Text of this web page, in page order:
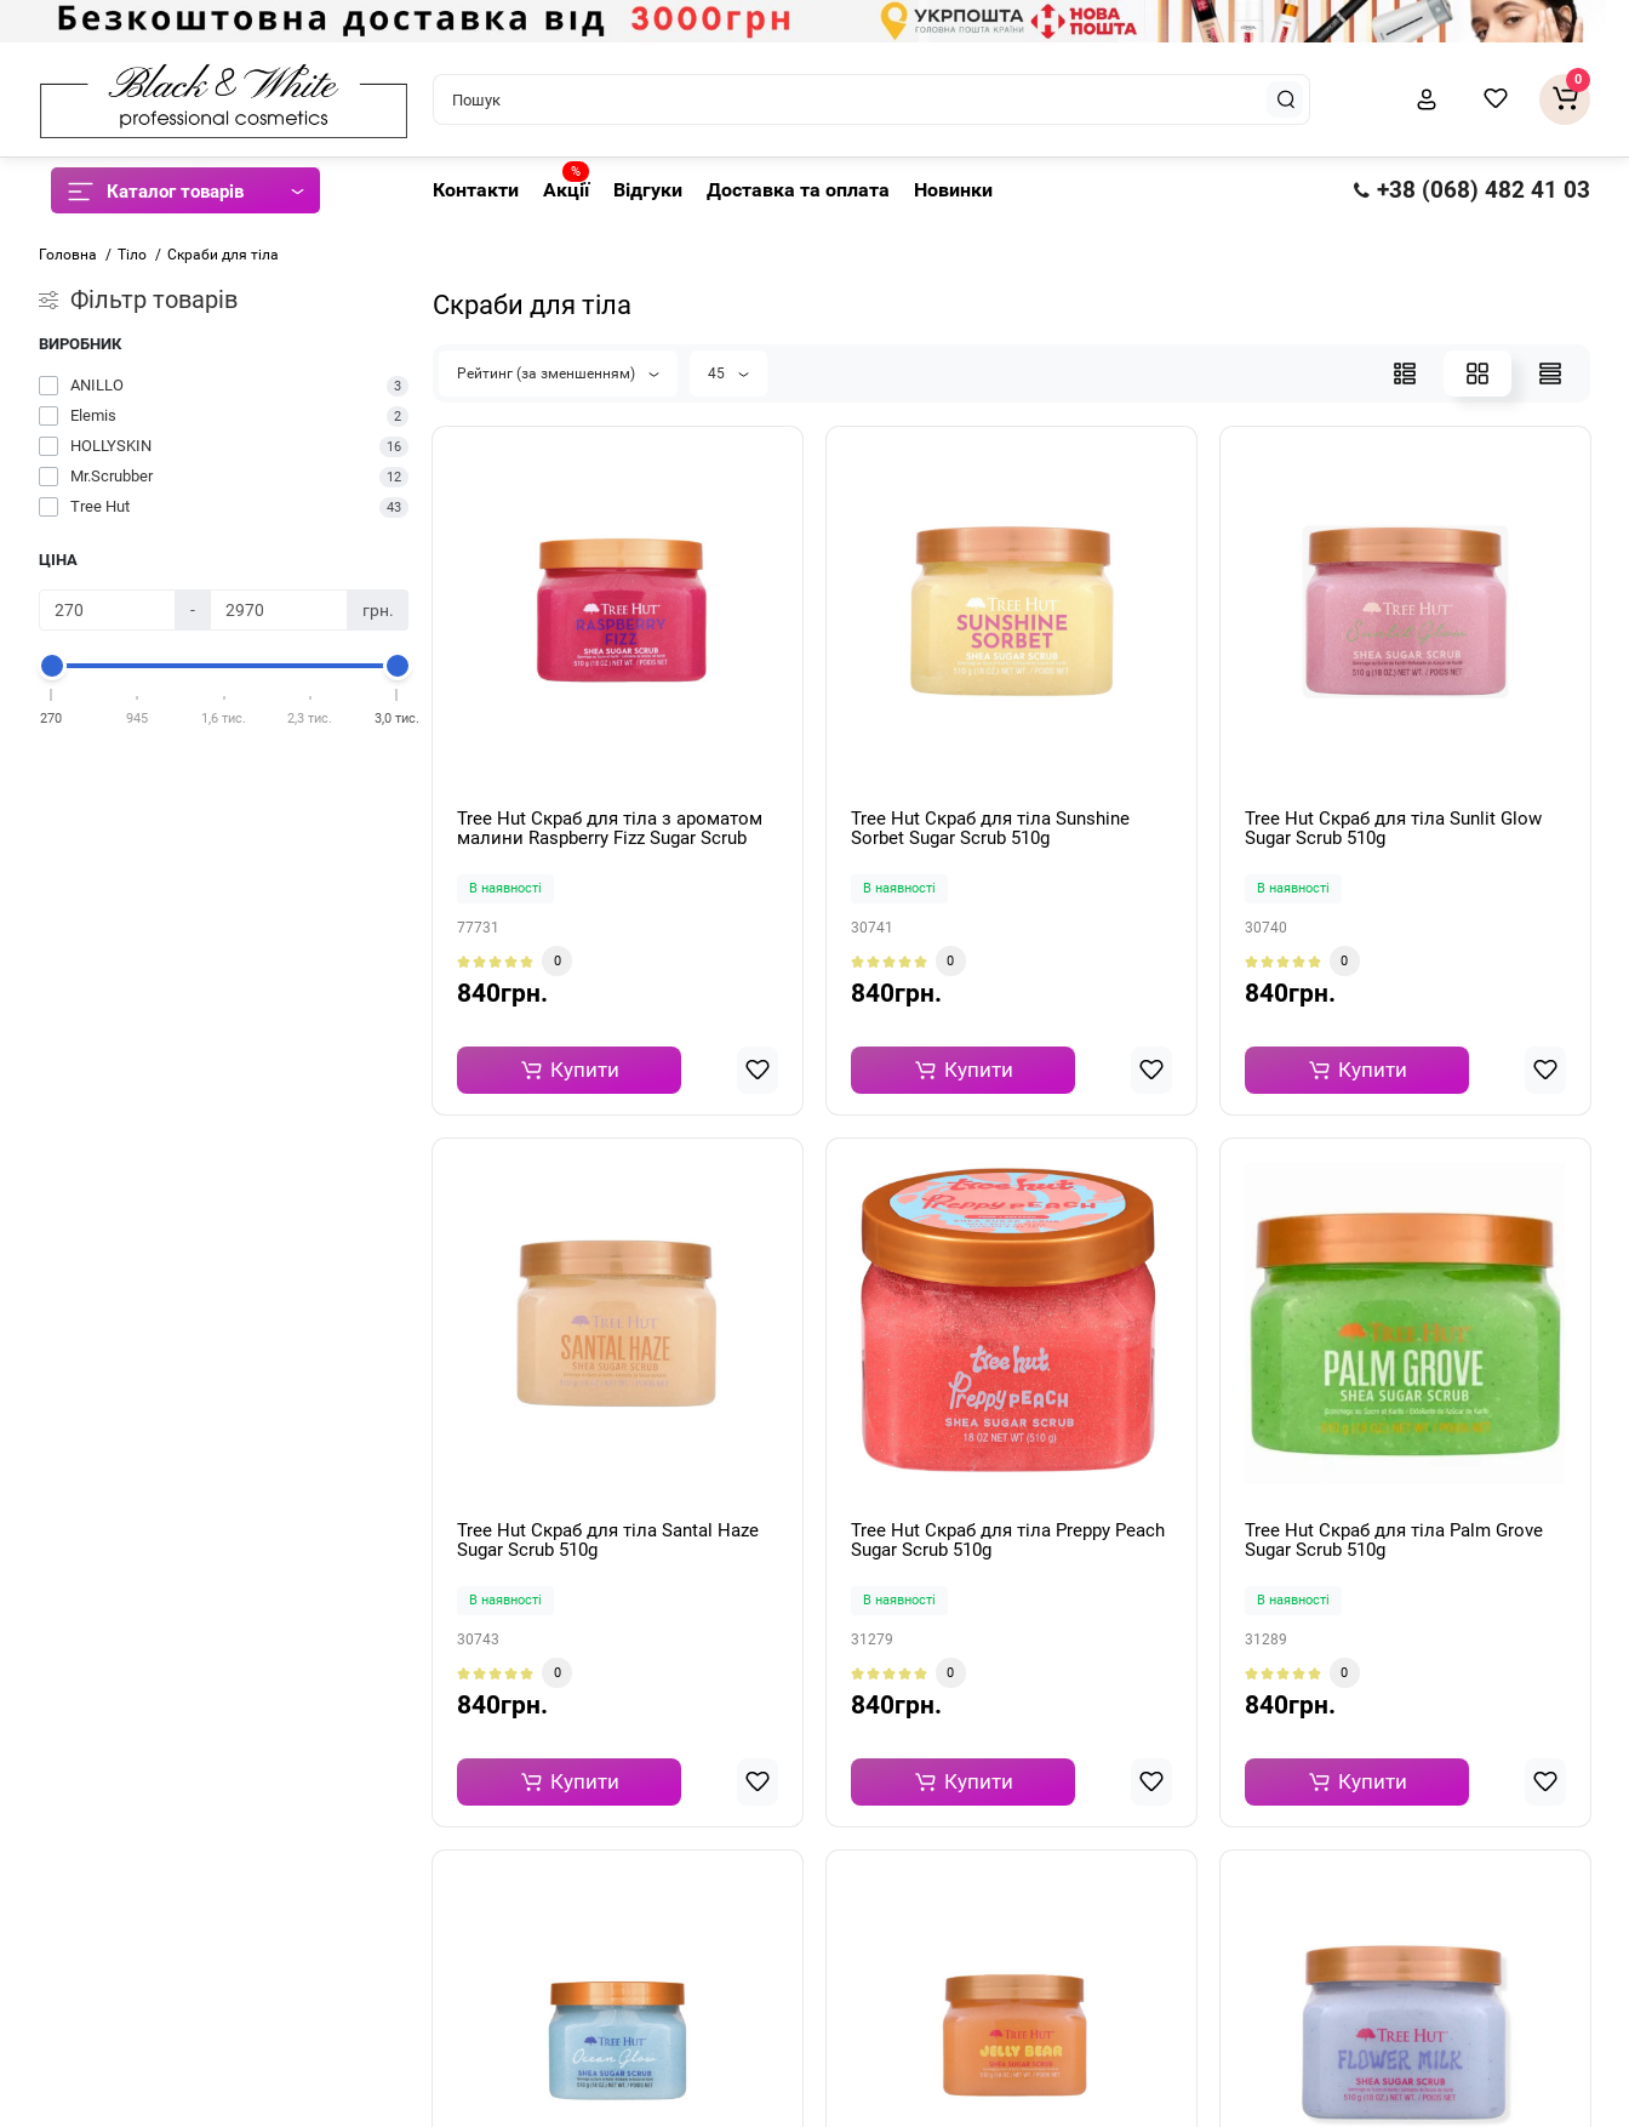
0
Каталог товарів Контакти
%
Акції Відгуки Доставка та оплата Новинки +38 (068) 482 41 03
Головна Тіло Скраби для тіла
Фiльтр товарів
ВИРОБНИК
ANILLO 3
Elemis 2
HOLLYSKIN 16
Mr.Scrubber 12
Tree Hut 43
ЦІНА
- грн.
270 945 1,6 тис. 2,3 тис. 3,0 тис.
Скраби для тіла
Рейтинг (за зменшенням) 45
Tree Hut Скраб для тіла з ароматом
малини Raspberry Fizz Sugar Scrub
В наявності
77731
0
840грн.
Купити
Tree Hut Скраб для тіла Sunshine
Sorbet Sugar Scrub 510g
В наявності
30741
0
840грн.
Купити
Tree Hut Скраб для тіла Sunlit Glow
Sugar Scrub 510g
В наявності
30740
0
840грн.
Купити
Tree Hut Скраб для тіла Santal Haze
Sugar Scrub 510g
В наявності
30743
0
840грн.
Купити
Tree Hut Скраб для тіла Preppy Peach
Sugar Scrub 510g
В наявності
31279
0
840грн.
Купити
Tree Hut Скраб для тіла Palm Grove
Sugar Scrub 510g
В наявності
31289
0
840грн.
Купити